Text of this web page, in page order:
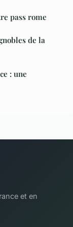
pass rome
de la
: une
et en